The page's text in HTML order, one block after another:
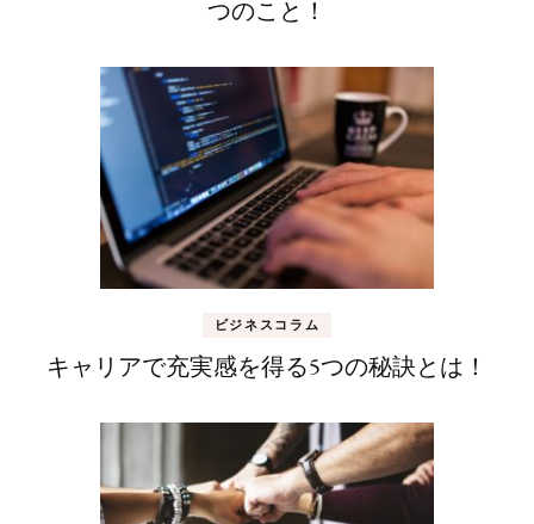
つのこと！
ビジネスコラム
キャリアで充実感を得る5つの秘訣とは！